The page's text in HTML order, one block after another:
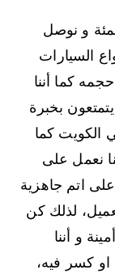
و نوصل
السيارات
كما أننا
بخبرة
الكويت كما
نعمل على
اتم جاهزية
لذلك كن
و أننا
كسر فيه،